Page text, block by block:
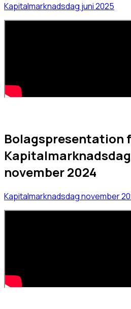
Kapitalmarknadsdag juni 2025
Bolagspresentation
november 2024
Kapitalmarknadsdag november